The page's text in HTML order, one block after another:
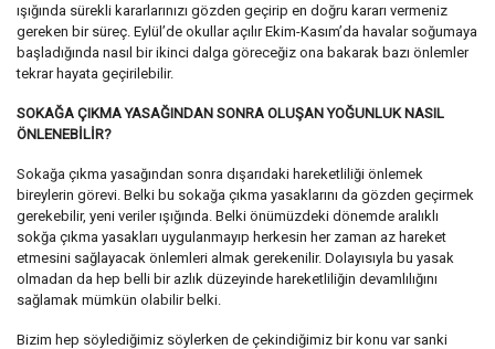
ışığında sürekli kararlarınızı gözden geçirip en doğru kararı vermeniz
gereken bir süreç. Eylül’de okullar açılır Ekim-Kasım’da havalar soğumaya
başladığında nasıl bir ikinci dalga göreceğiz ona bakarak bazı önlemler
tekrar hayata geçirilebilir.
SOKAĞA ÇIKMA YASAĞINDAN SONRA OLUŞAN YOĞUNLUK NASIL
ÖNLENEBİLİR?
Sokağa çıkma yasağından sonra dışarıdaki hareketliliği önlemek
bireylerin görevi. Belki bu sokağa çıkma yasaklarını da gözden geçirmek
gerekebilir, yeni veriler ışığında. Belki önümüzdeki dönemde aralıklı
sokğa çıkma yasakları uygulanmayıp herkesin her zaman az hareket
etmesini sağlayacak önlemleri almak gerekenilir. Dolayısıyla bu yasak
olmadan da hep belli bir azlık düzeyinde hareketliliğin devamlılığını
sağlamak mümkün olabilir belki.
Bizim hep söylediğimiz söylerken de çekindiğimiz bir konu var sanki